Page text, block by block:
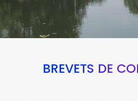
BREVETS DE